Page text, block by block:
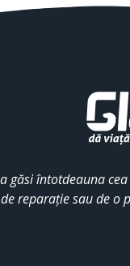
găsi întotdeauna
reparație sau de o